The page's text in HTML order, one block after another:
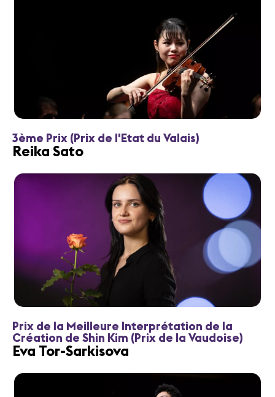
3ème Prix (Prix de l'Etat du Valais)
Reika Sato
Prix de la Meilleure Interprétation de la
Création de Shin Kim (Prix de la Vaudoise)
Eva Tor-Sarkisova